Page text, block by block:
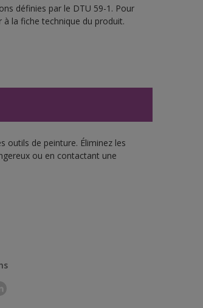
définies par le DTU 59-1. Pour
la fiche technique du produit.
outils de peinture. Éliminez les
ou en contactant une